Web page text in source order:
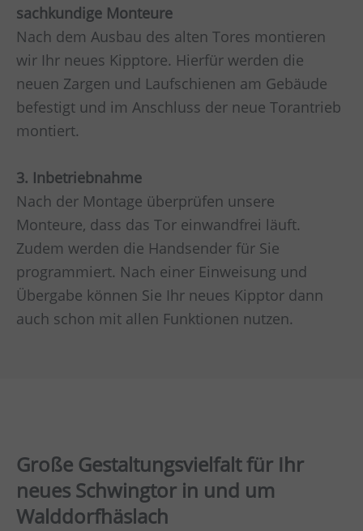
sachkundige Monteure
Nach dem Ausbau des alten Tores montieren
wir Ihr neues Kipptore. Hierfür werden die
neuen Zargen und Laufschienen am Gebäude
befestigt und im Anschluss der neue Torantrieb
montiert.
3. Inbetriebnahme
Nach der Montage überprüfen unsere
Monteure, dass das Tor einwandfrei läuft.
Zudem werden die Handsender für Sie
programmiert. Nach einer Einweisung und
Übergabe können Sie Ihr neues Kipptor dann
auch schon mit allen Funktionen nutzen.
Große Gestaltungsvielfalt für Ihr
neues Schwingtor in und um
Walddorfhäslach